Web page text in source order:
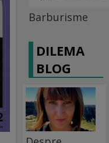
Barburisme
DILEMA
BLOG